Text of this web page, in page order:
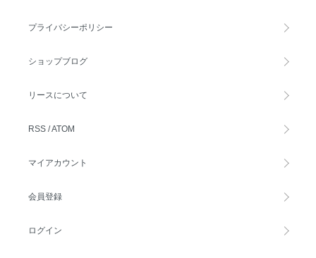
プライバシーポリシー
ショップブログ
リースについて
RSS /ATOM
マイアカウント
会員登録
ログイン